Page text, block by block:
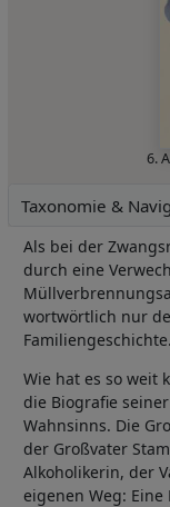
6.
Taxonomie &
Als bei der
durch eine
wortwörtlich nur
Familiengeschichte.
Wie hat es so weit
die Biografie
Wahnsinns. Die
der Großvater
Alkoholikerin, der
eigenen Weg: